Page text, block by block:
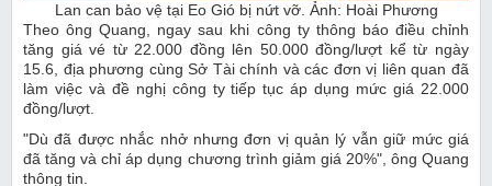
Lan can bảo vệ tại Eo Gió bị nứt vỡ. Ảnh: Hoài Phương
Theo ông Quang, ngay sau khi công ty thông báo điều chỉnh
tăng giá vé từ 22.000 đồng lên 50.000 đồng/lượt kể từ ngày
15.6, địa phương cùng Sở Tài chính và các đơn vị liên quan đã
làm việc và đề nghị công ty tiếp tục áp dụng mức giá 22.000
đồng/lượt.
"Dù đã được nhắc nhở nhưng đơn vị quản lý vẫn giữ mức giá
đã tăng và chỉ áp dụng chương trình giảm giá 20%", ông Quang
thông tin.